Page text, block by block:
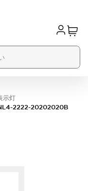
示灯
2222-20202020B